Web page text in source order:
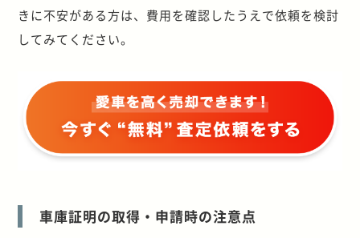
きに不安がある方は、費用を確認したうえで依頼を検討
してみてください。
車庫証明の取得・申請時の注意点